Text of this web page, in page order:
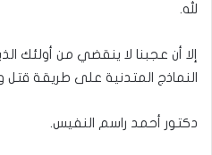
لله.
إلا أن عجبنا لا ينقضي من أولئك
النماذج المتدنية على طريقة
دكتور أحمد راسم النفيس.